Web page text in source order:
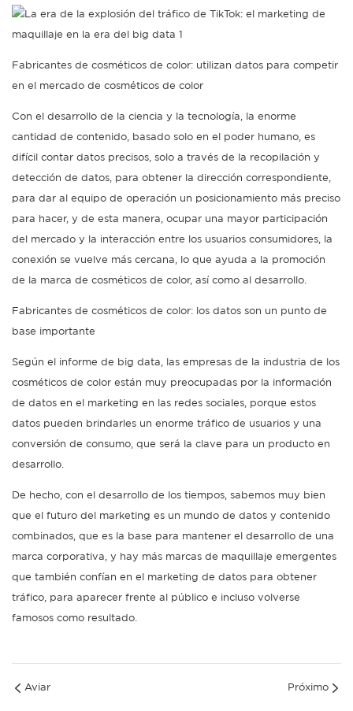
Fabricantes de cosméticos de color: utilizan datos para competir
en el mercado de cosméticos de color
Con el desarrollo de la ciencia y la tecnología, la enorme
cantidad de contenido, basado solo en el poder humano, es
difícil contar datos precisos, solo a través de la recopilación y
detección de datos, para obtener la dirección correspondiente,
para dar al equipo de operación un posicionamiento más preciso
para hacer, y de esta manera, ocupar una mayor participación
del mercado y la interacción entre los usuarios consumidores, la
conexión se vuelve más cercana, lo que ayuda a la promoción
de la marca de cosméticos de color, así como al desarrollo.
Fabricantes de cosméticos de color: los datos son un punto de
base importante
Según el informe de big data, las empresas de la industria de los
cosméticos de color están muy preocupadas por la información
de datos en el marketing en las redes sociales, porque estos
datos pueden brindarles un enorme tráfico de usuarios y una
conversión de consumo, que será la clave para un producto en
desarrollo.
De hecho, con el desarrollo de los tiempos, sabemos muy bien
que el futuro del marketing es un mundo de datos y contenido
combinados, que es la base para mantener el desarrollo de una
marca corporativa, y hay más marcas de maquillaje emergentes
que también confían en el marketing de datos para obtener
tráfico, para aparecer frente al público e incluso volverse
famosos como resultado.
Aviar Próximo